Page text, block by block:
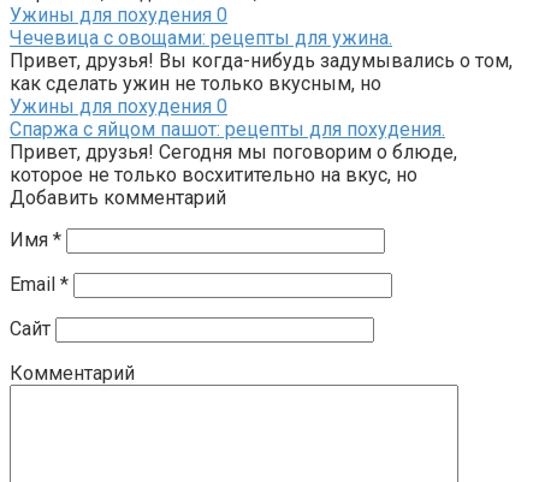
Ужины для похудения 0
Чечевица с овощами: рецепты для ужина.
Привет, друзья! Вы когда-нибудь задумывались о том,
как сделать ужин не только вкусным, но
Ужины для похудения 0
Спаржа с яйцом пашот: рецепты для похудения.
Привет, друзья! Сегодня мы поговорим о блюде,
которое не только восхитительно на вкус, но
Добавить комментарий
Имя *
Email *
Сайт
Комментарий